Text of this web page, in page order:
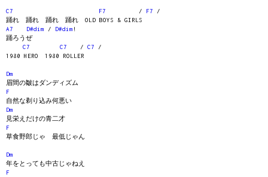
C7 F7 / F7 /
踊れ 踊れ 踊れ 踊れ OLD BOYS & GIRLS
A7
D#dim / D#dim !
踊ろうぜ
C7
C7 / C7 /
1980 HERO 1980 ROLLER
Dm
眉間の皺はダンディズム
F
自然な剃り込み何悪い
Dm
見栄えだけの青二才
F
草食野郎じゃ 最低じゃん
Dm
年をとっても中古じゃねえ
F